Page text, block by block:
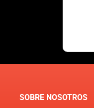
SOBRE NOSOTROS